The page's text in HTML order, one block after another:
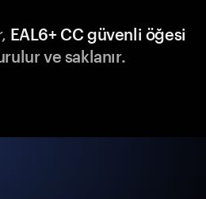
EAL6+ CC güvenli öğesi
ve saklanır.